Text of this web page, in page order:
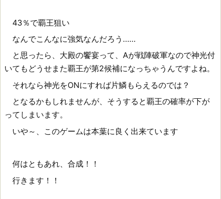
43％で覇王狙い
なんでこんなに強気なんだろう……
と思ったら、大殿の饗宴って、Aが戦陣破軍なので神光付
いてもどうせまた覇王が第2候補になっちゃうんですよね。
それなら神光をONにすれば片鱗もらえるのでは？
となるかもしれませんが、そうすると覇王の確率が下が
ってしまいます。
いや～、このゲームは本葉に良く出来ています
何はともあれ、合成！！
行きます！！